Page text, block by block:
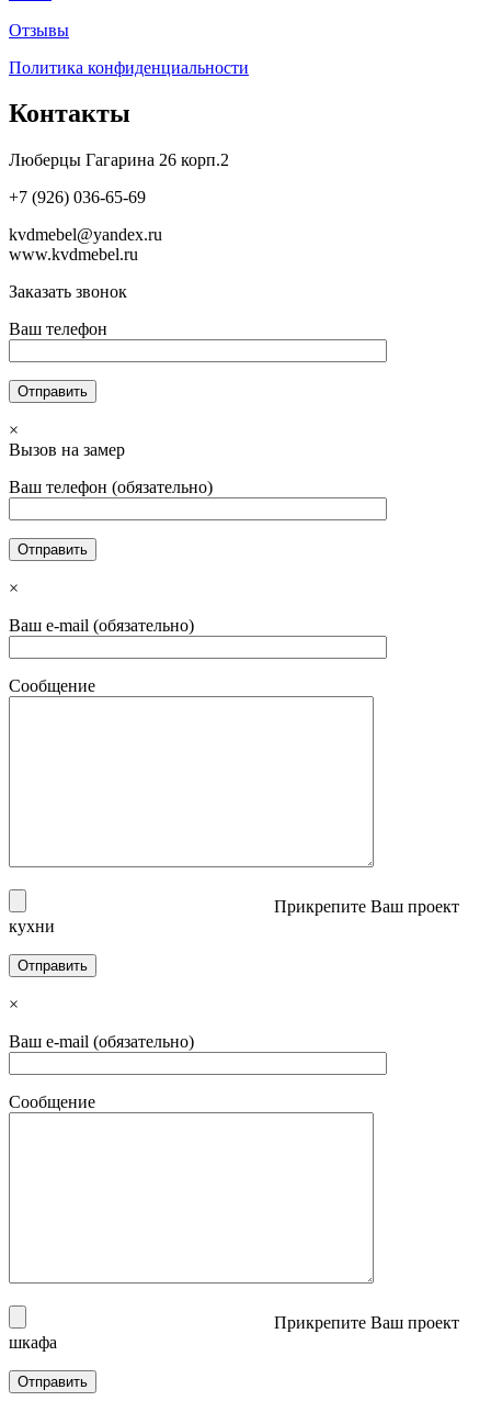
Отзывы
Политика конфиденциальности
Контакты
Люберцы Гагарина 26 корп.2
+7 (926) 036-65-69
kvdmebel@yandex.ru
www.kvdmebel.ru
Заказать звонок
Ваш телефон
×
Вызов на замер
Ваш телефон (обязательно)
×
Ваш e-mail (обязательно)
Сообщение
Прикрепите Ваш проект
кухни
×
Ваш e-mail (обязательно)
Сообщение
Прикрепите Ваш проект
шкафа